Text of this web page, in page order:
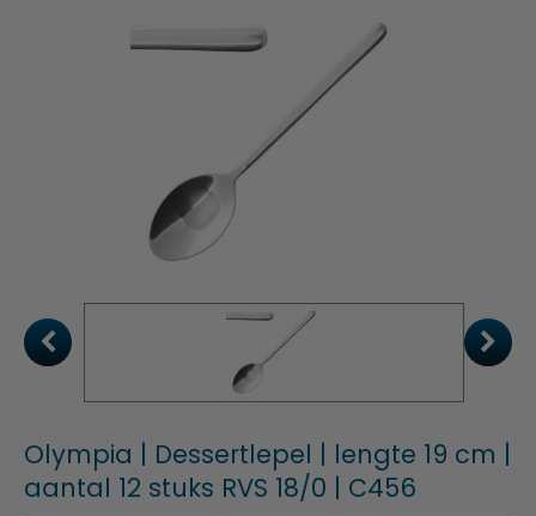
Olympia | Dessertlepel | lengte 19 cm |
aantal 12 stuks RVS 18/0 | C456